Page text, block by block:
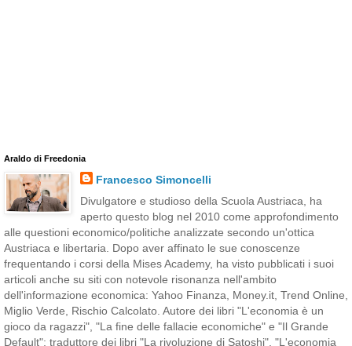
Araldo di Freedonia
Francesco Simoncelli
Divulgatore e studioso della Scuola Austriaca, ha
aperto questo blog nel 2010 come approfondimento
alle questioni economico/politiche analizzate secondo un'ottica
Austriaca e libertaria. Dopo aver affinato le sue conoscenze
frequentando i corsi della Mises Academy, ha visto pubblicati i suoi
articoli anche su siti con notevole risonanza nell'ambito
dell'informazione economica: Yahoo Finanza, Money.it, Trend Online,
Miglio Verde, Rischio Calcolato. Autore dei libri "L'economia è un
gioco da ragazzi", "La fine delle fallacie economiche" e "Il Grande
Default"; traduttore dei libri "La rivoluzione di Satoshi", "L'economia